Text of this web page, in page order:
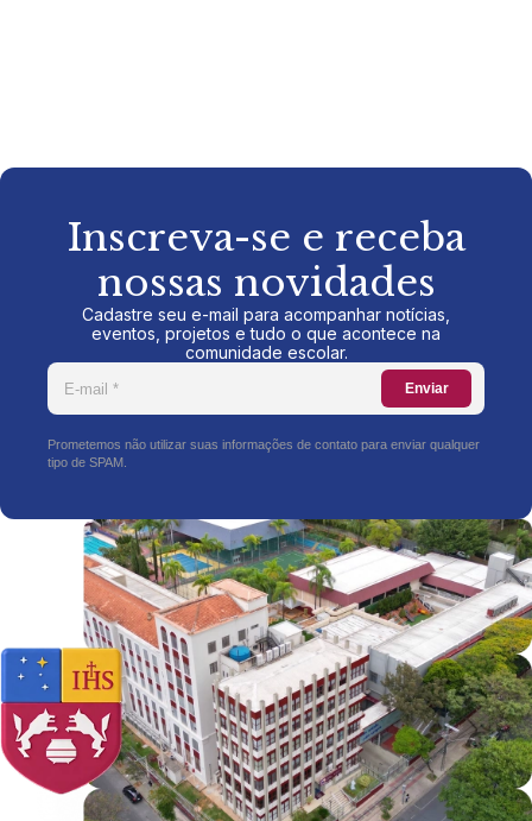
Inscreva-se e receba
nossas novidades
Cadastre seu e-mail para acompanhar notícias,
eventos, projetos e tudo o que acontece na
comunidade escolar.
Enviar
Prometemos não utilizar suas informações de contato para enviar qualquer
tipo de SPAM.